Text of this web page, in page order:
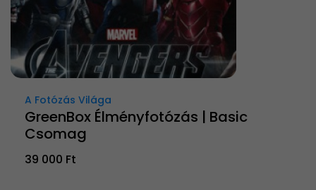
A Fotózás Világa
GreenBox Élményfotózás | Basic
Csomag
39 000 Ft